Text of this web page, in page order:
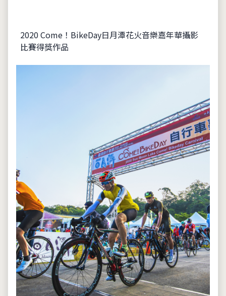
2020 Come！BikeDay日月潭花火音樂嘉年華攝影
比賽得獎作品